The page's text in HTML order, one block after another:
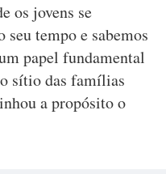
os jovens se
tempo e sabemos
papel fundamental
sítio das famílias
a propósito o